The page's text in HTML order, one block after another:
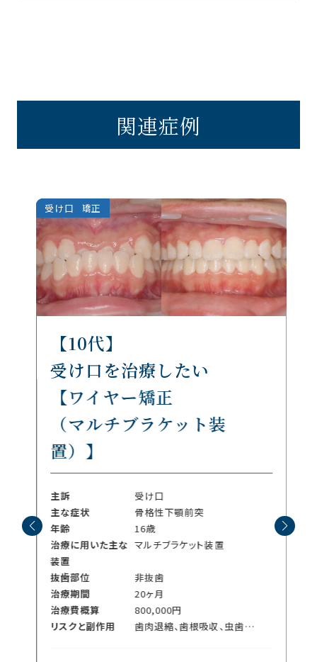
関連症例
ワイヤー矯正
受け口
【10代】
受け口を治療したい
【ワイヤー矯正
（マルチブラケット装
置）】
主訴
受け口
主な症状
骨格性下顎前突
年齢
16歳
治療に用いた主な
装置
マルチブラケット装置
抜歯部位
非抜歯
治療期間
20ヶ月
治療費概算
800,000円
リスクと副作用
歯肉退縮、歯根吸収、虫歯、治療後の後戻り